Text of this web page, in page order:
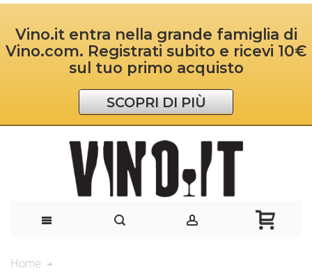
Vino.it entra nella grande famiglia di
Vino.com. Registrati subito e ricevi 10€
sul tuo primo acquisto
SCOPRI DI PIÙ
Home